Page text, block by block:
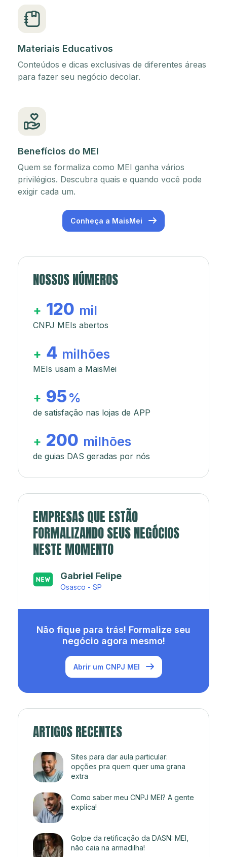
Materiais Educativos
Conteúdos e dicas exclusivas de diferentes áreas
para fazer seu negócio decolar.
Benefícios do MEI
Quem se formaliza como MEI ganha vários
privilégios. Descubra quais e quando você pode
exigir cada um.
Conheça a MaisMei
NOSSOS NÚMEROS
+ 120 mil
CNPJ MEIs abertos
+ 4 milhões
MEIs usam a MaisMei
+ 95 %
de satisfação nas lojas de APP
+ 200 milhões
de guias DAS geradas por nós
EMPRESAS QUE ESTÃO
FORMALIZANDO SEUS NEGÓCIOS
NESTE MOMENTO
Japa’s açaí e sorveteria
Rio de Janeiro - RJ
Não fique para trás! Formalize seu
negócio agora mesmo!
Abrir um CNPJ MEI
ARTIGOS RECENTES
Sites para dar aula particular:
opções pra quem quer uma grana
extra
Como saber meu CNPJ MEI? A gente
explica!
Golpe da retificação da DASN: MEI,
não caia na armadilha!